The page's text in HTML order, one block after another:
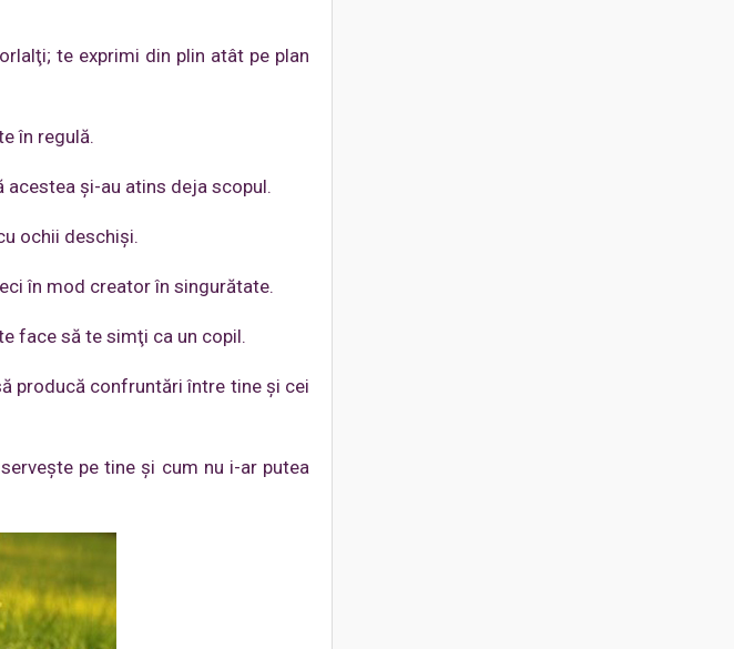
te exprimi din plin atât pe plan
în regulă.
şi-au atins deja scopul.
ochii deschişi.
în mod creator în singurătate.
face să te simţi ca un copil.
producă confruntări între tine şi cei
pe tine şi cum nu i-ar putea